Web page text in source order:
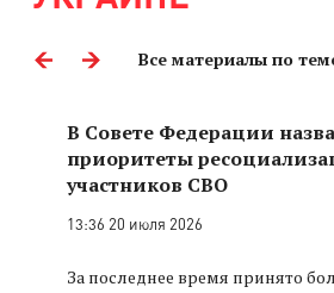
Все материалы по
В Совете Федерации
приоритеты
участников СВО
13:36 20 июля 2026
За последнее время принято